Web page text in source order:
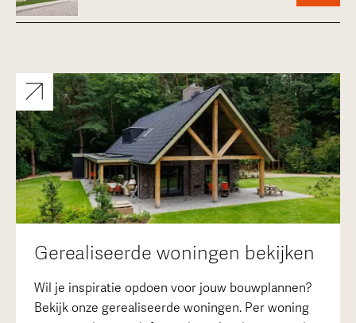
Gerealiseerde woningen bekijken
Wil je inspiratie opdoen voor jouw bouwplannen?
Bekijk onze gerealiseerde woningen. Per woning